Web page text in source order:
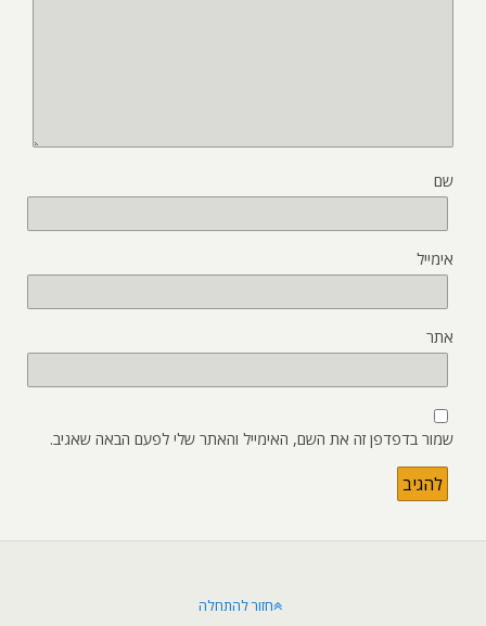
שם
אימייל
אתר
שמור בדפדפן זה את השם, האימייל והאתר שלי לפעם הבאה שאגיב.
חזור להתחלה